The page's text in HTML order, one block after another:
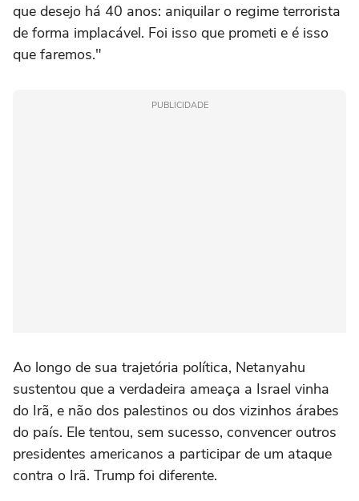
que desejo há 40 anos: aniquilar o regime terrorista
de forma implacável. Foi isso que prometi e é isso
que faremos."
PUBLICIDADE
Ao longo de sua trajetória política, Netanyahu
sustentou que a verdadeira ameaça a Israel vinha
do Irã, e não dos palestinos ou dos vizinhos árabes
do país. Ele tentou, sem sucesso, convencer outros
presidentes americanos a participar de um ataque
contra o Irã. Trump foi diferente.